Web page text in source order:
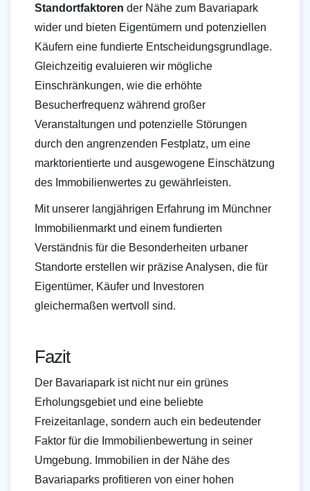
Standortfaktoren der Nähe zum Bavariapark
wider und bieten Eigentümern und potenziellen
Käufern eine fundierte Entscheidungsgrundlage.
Gleichzeitig evaluieren wir mögliche
Einschränkungen, wie die erhöhte
Besucherfrequenz während großer
Veranstaltungen und potenzielle Störungen
durch den angrenzenden Festplatz, um eine
marktorientierte und ausgewogene Einschätzung
des Immobilienwertes zu gewährleisten.
Mit unserer langjährigen Erfahrung im Münchner
Immobilienmarkt und einem fundierten
Verständnis für die Besonderheiten urbaner
Standorte erstellen wir präzise Analysen, die für
Eigentümer, Käufer und Investoren
gleichermaßen wertvoll sind.
Fazit
Der Bavariapark ist nicht nur ein grünes
Erholungsgebiet und eine beliebte
Freizeitanlage, sondern auch ein bedeutender
Faktor für die Immobilienbewertung in seiner
Umgebung. Immobilien in der Nähe des
Bavariaparks profitieren von einer hohen